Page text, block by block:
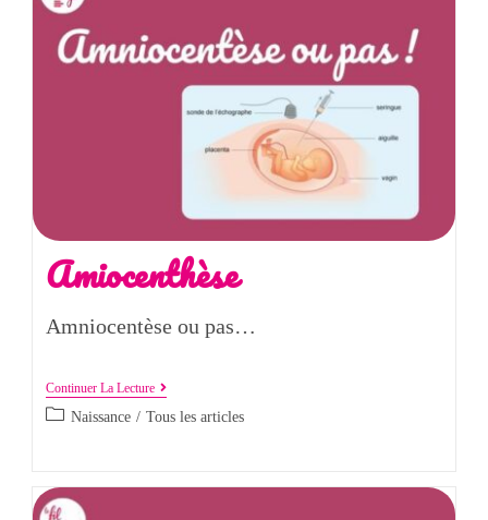
Amiocenthèse
Amniocentèse ou pas…
Continuer La Lecture
Naissance / Tous les articles